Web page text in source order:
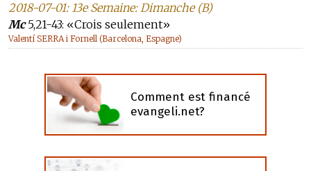
2018-07-01: 13e Semaine: Dimanche (B)
Mc5,21-43: «Crois seulement»
Valentí SERRA i Fornell (Barcelona, Espagne)
Comment est financé
evangeli.net?